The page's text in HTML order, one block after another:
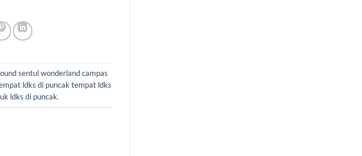
sentul wonderland campas
ldks di puncak tempat ldks
ldks di puncak.